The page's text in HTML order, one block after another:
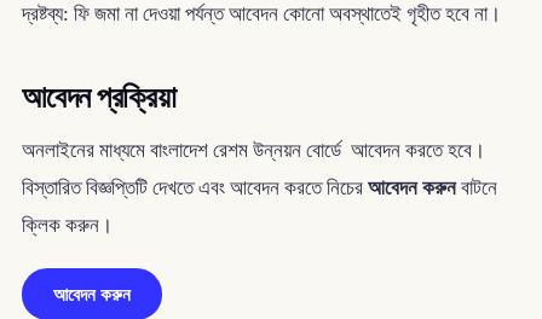
দ্রষ্টব্য: ফি জমা না দেওয়া পর্যন্ত আবেদন কোনো অবস্থাতেই গৃহীত হবে না।
আবেদন প্রক্রিয়া
অনলাইনের মাধ্যমে বাংলাদেশ রেশম উন্নয়ন বোর্ডে আবেদন করতে হবে।
বিস্তারিত বিজ্ঞপ্তিটি দেখতে এবং আবেদন করতে নিচের আবেদন করুনবাটনে
ক্লিক করুন।
আবেদন করুন